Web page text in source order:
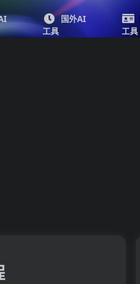
国外AI
工具
工具